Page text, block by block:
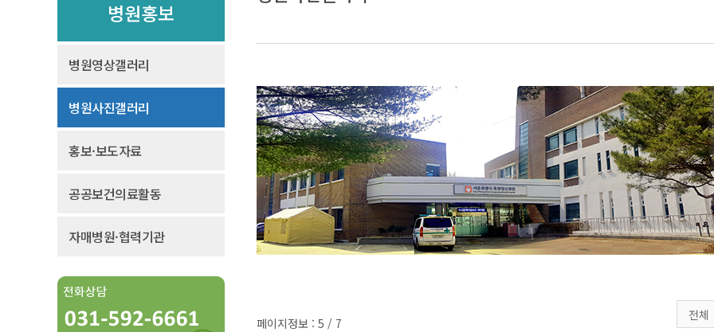
병원홍보
병원영상갤러리
병원사진갤러리
홍보·보도자료
공공보건의료활동
자매병원·협력기관
페이지정보 : 5 / 7